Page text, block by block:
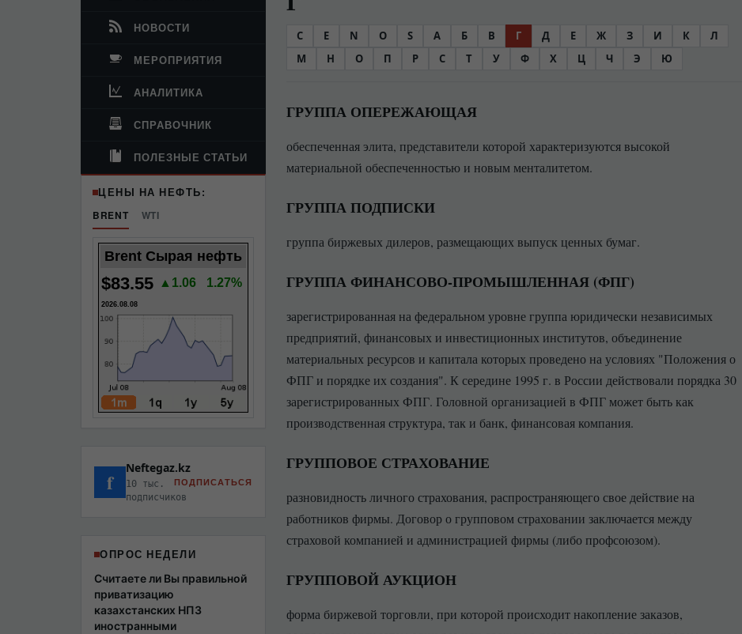
НОВОСТИ
МЕРОПРИЯТИЯ
АНАЛИТИКА
СПРАВОЧНИК
ПОЛЕЗНЫЕ СТАТЬИ
ЦЕНЫ НА НЕФТЬ:
BRENT
WTI
Brent Сырая нефть
$83.55 ▲1.06 1.27%
2026.08.08
f Neftegaz.kz
10 тыс.
подписчиков
ПОДПИСАТЬСЯ
ОПРОС НЕДЕЛИ
Считаете ли Вы правильной
приватизацию
казахстанских НПЗ
иностранными
C E N O S А Б В Г Д Е Ж З И К
Л
М
Н О П Р С Т У Ф Х Ц Ч Э Ю
ГРУППА ОПЕРЕЖАЮЩАЯ
обеспеченная элита, представители которой характеризуются высокой
материальной обеспеченностью и новым менталитетом.
ГРУППА ПОДПИСКИ
группа биржевых дилеров, размещающих выпуск ценных бумаг.
ГРУППА ФИНАНСОВО-ПРОМЫШЛЕННАЯ (ФПГ)
зарегистрированная на федеральном уровне группа юридически независимых
предприятий, финансовых и инвестиционных институтов, объединение
материальных ресурсов и капитала которых проведено на условиях "Положения о
ФПГ и порядке их создания". К середине 1995 г. в России действовали порядка 30
зарегистрированных ФПГ. Головной организацией в ФПГ может быть как
производственная структура, так и банк, финансовая компания.
ГРУППОВОЕ СТРАХОВАНИЕ
разновидность личного страхования, распространяющего свое действие на
работников фирмы. Договор о групповом страховании заключается между
страховой компанией и администрацией фирмы (либо профсоюзом).
ГРУППОВОЙ АУКЦИОН
форма биржевой торговли, при которой происходит накопление заказов,